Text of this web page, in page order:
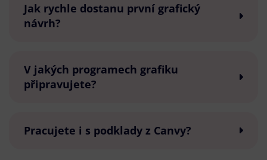
Jak rychle dostanu první grafický
návrh?
V jakých programech grafiku
připravujete?
Pracujete i s podklady z Canvy?